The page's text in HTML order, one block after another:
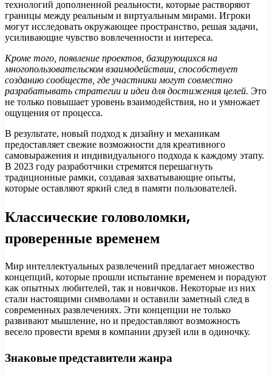
технологий дополненной реальности, которые растворяют
границы между реальным и виртуальным мирами. Игроки
могут исследовать окружающее пространство, решая задачи,
усиливающие чувство вовлеченности и интереса.
Кроме того, появление проектов, базирующихся на
многопользовательском взаимодействии, способствует
созданию сообществ, где участники могут совместно
разрабатывать стратегии и идеи для достижения целей. Это
не только повышает уровень взаимодействия, но и умножает
ощущения от процесса.
В результате, новый подход к дизайну и механикам
предоставляет свежие возможности для креативного
самовыражения и индивидуального подхода к каждому этапу.
В 2023 году разработчики стремятся перешагнуть
традиционные рамки, создавая захватывающие опыты,
которые оставляют яркий след в памяти пользователей.
Классические головоломки,
проверенные временем
Мир интеллектуальных развлечений предлагает множество
концепций, которые прошли испытание временем и порадуют
как опытных любителей, так и новичков. Некоторые из них
стали настоящими символами и оставили заметный след в
современных развлечениях. Эти концепции не только
развивают мышление, но и предоставляют возможность
весело провести время в компании друзей или в одиночку.
Знаковые представители жанра